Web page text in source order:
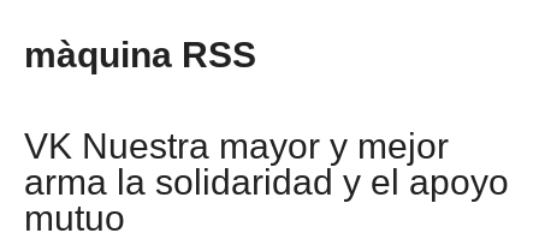
màquina RSS
VK Nuestra mayor y mejor
arma la solidaridad y el apoyo
mutuo